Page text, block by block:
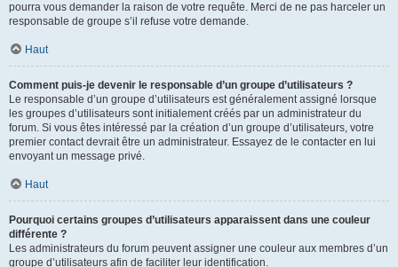
pourra vous demander la raison de votre requête. Merci de ne pas harceler un
responsable de groupe s’il refuse votre demande.
Haut
Comment puis-je devenir le responsable d’un groupe d’utilisateurs ?
Le responsable d’un groupe d’utilisateurs est généralement assigné lorsque
les groupes d’utilisateurs sont initialement créés par un administrateur du
forum. Si vous êtes intéressé par la création d’un groupe d’utilisateurs, votre
premier contact devrait être un administrateur. Essayez de le contacter en lui
envoyant un message privé.
Haut
Pourquoi certains groupes d’utilisateurs apparaissent dans une couleur
différente ?
Les administrateurs du forum peuvent assigner une couleur aux membres d’un
groupe d’utilisateurs afin de faciliter leur identification.